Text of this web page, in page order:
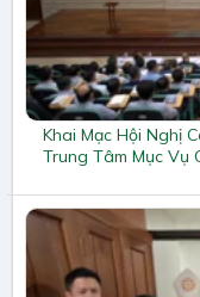
Khai Mạc Hội Nghị
Trung Tâm Mục Vụ